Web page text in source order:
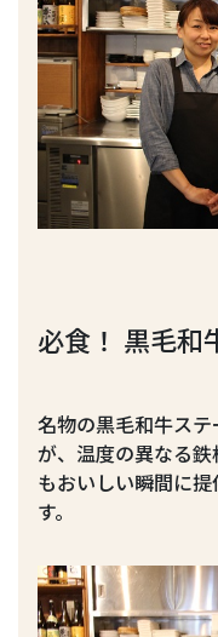
必食！ 黒毛和
名物の黒毛和牛ス
が、温度の異なる
もおいしい瞬間に
す。